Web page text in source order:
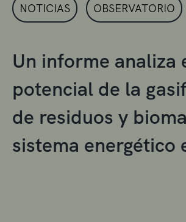
NOTICIAS OBSERVATORIO
Un informe analiza
potencial de la
de residuos y
sistema energético